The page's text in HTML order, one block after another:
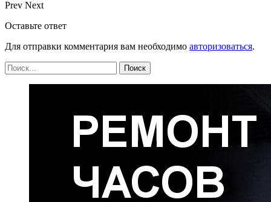
Prev Next
Оставьте ответ
Для отправки комментария вам необходимо авторизоваться.